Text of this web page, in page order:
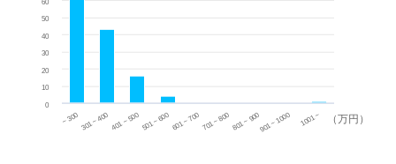
（万円）
~ 300 301 ~ 400 401 ~ 500501 ~ 600601 ~ 700701 ~ 800801 ~ 900901 ~ 1000 1001 ~
0
10
20
30
40
50
60